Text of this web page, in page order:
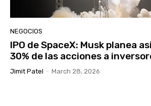
NEGOCIOS
IPO de SpaceX: Musk planea
30% de las acciones a
Jimit Patel - March 28, 2026